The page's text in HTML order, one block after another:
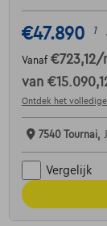
€47.890 1
Vanaf €723,12/
van
Ontdek het
7540 Tournai,
Vergelijk